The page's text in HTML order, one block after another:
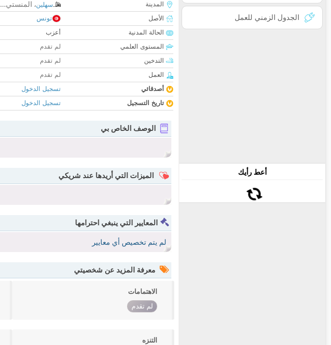
الجدول الزمني للعمل
أعط رأيك
المدينة
سهلين، المنستي...
الأصل
تونس
الحالة المدنية
أعزب
المستوى العلمي
لم تقدم
التدخين
لم تقدم
العمل
لم تقدم
أصدقائي
تسجيل الدخول
تاريخ التسجيل
تسجيل الدخول
الوصف الخاص بي
الميزات التي أريدها عند شريكي
المعايير التي ينبغي احترامها
لم يتم تخصيص أي معايير
معرفة المزيد عن شخصيتي
الاهتمامات
لم تقدم
التنزه